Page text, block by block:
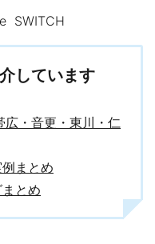
SWITCH
しています
・音更・東川・仁
まとめ
とめ